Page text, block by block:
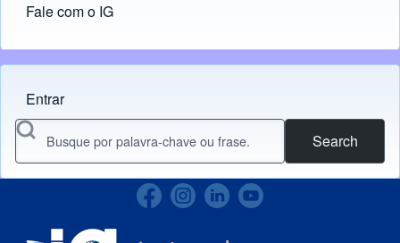
Fale com o IG
Menu do usuário
Entrar
Search